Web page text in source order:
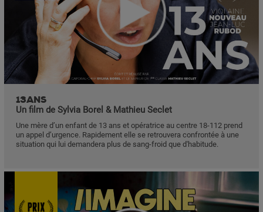
13ANS
Un film de Sylvia Borel & Mathieu Seclet
Une mère d’un enfant de 13 ans et opératrice au centre 18-112 prend
un appel d’urgence. Rapidement elle se retrouvera confrontée à une
situation qui lui demandera plus de sang-froid que d'habitude.